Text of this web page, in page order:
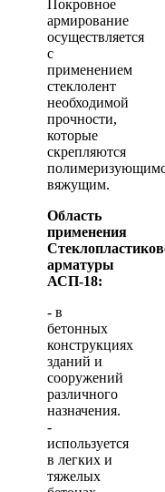
Покровное
армирование
осуществляется
с
применением
стеклолент
необходимой
прочности,
которые
скрепляются
вяжущим.
Область
применения
арматуры
АСП-18:
- в
бетонных
конструкциях
зданий и
сооружений
различного
назначения.
-
используется
в легких и
тяжелых